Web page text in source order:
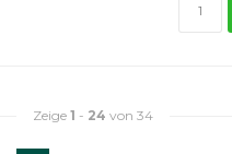
Zeige 1 - 24 von 34